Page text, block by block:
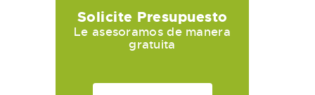
Solicite Presupuesto
Le asesoramos de manera
gratuita